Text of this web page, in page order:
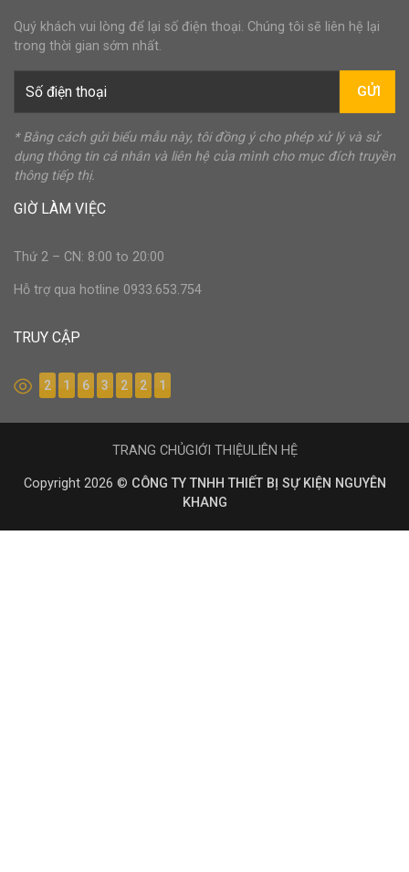
Quý khách vui lòng để lại số điện thoại. Chúng tôi sẽ liên hệ lại
trong thời gian sớm nhất.
GỬI
* Bằng cách gửi biểu mẫu này, tôi đồng ý cho phép xử lý và sử
dụng thông tin cá nhân và liên hệ của mình cho mục đích truyền
thông tiếp thị.
GIỜ LÀM VIỆC
Thứ 2 – CN: 8:00 to 20:00
Hỗ trợ qua hotline 0933.653.754
TRUY CẬP
2 1 6 3 2 2 1
Copyright 2026 © CÔNG TY TNHH THIẾT BỊ SỰ KIỆN NGUYÊN
KHANG
TRANG CHỦGIỚI THIỆULIÊN HỆ